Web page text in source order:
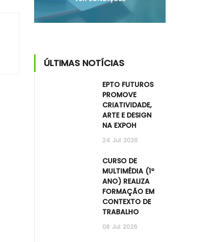
ÚLTIMAS NOTÍCIAS
EPTO FUTUROS
PROMOVE
CRIATIVIDADE,
ARTE E DESIGN
NA EXPOH
24 Jul 2026
CURSO DE
MULTIMÉDIA (1º
ANO) REALIZA
FORMAÇÃO EM
CONTEXTO DE
TRABALHO
08 Jul 2026